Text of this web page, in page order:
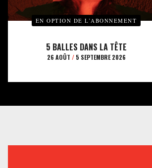
EN OPTION DE L’ABONNEMENT
5 BALLES DANS LA TÊTE
26 AOÛT /5 SEPTEMBRE 2026